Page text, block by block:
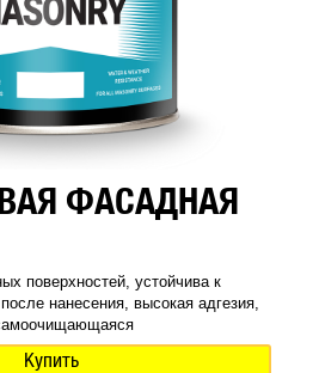
ФАСАДНАЯ
поверхностей, устойчива к
нанесения, высокая адгезия,
Купить